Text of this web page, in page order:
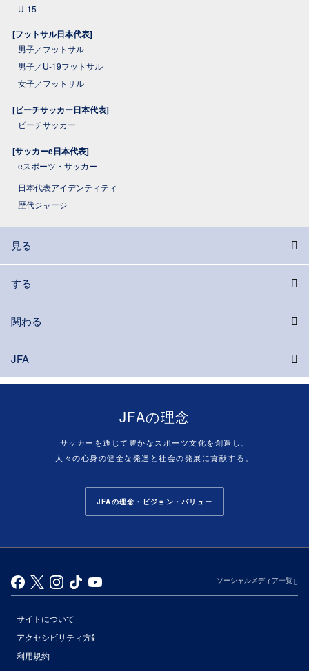
U-15
[フットサル日本代表]
男子／フットサル
男子／U-19フットサル
女子／フットサル
[ビーチサッカー日本代表]
ビーチサッカー
[サッカーe日本代表]
eスポーツ・サッカー
日本代表アイデンティティ
歴代ジャージ
見る
する
関わる
JFA
JFAの理念
サッカーを通じて豊かなスポーツ文化を創造し、
人々の心身の健全な発達と社会の発展に貢献する。
JFAの理念・ビジョン・バリュー
ソーシャルメディア一覧
サイトについて
アクセシビリティ方針
利用規約